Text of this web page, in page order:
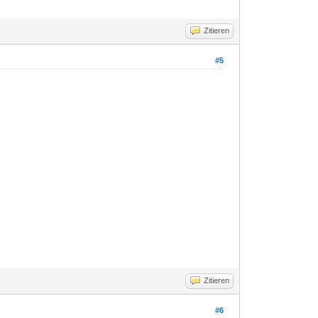
Zitieren
#5
Zitieren
#6